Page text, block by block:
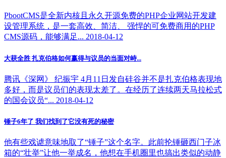
PbootCMS是全新内核且永久开源免费的PHP企业网站开发建
设管理系统，是一套高效、简洁、 强悍的可免费商用的PHP
CMS源码，能够满足... 2018-04-12
大获全胜 扎克伯格如何赢得与议员的当面对峙...
腾讯《深网》 纪振宇 4月11日发自硅谷并不是扎克伯格表现地
多好，而是议员们的表现太差了。在经历了连续两天马拉松式
的国会议员“... 2018-04-12
锤子6年了 我们找到了它没有死的秘密
他有些戏谑意味地取了“锤子”这个名字。此前抡锤砸西门子冰
箱的“壮举”让他一举成名，他想在手机圈里也搞出类似的动静